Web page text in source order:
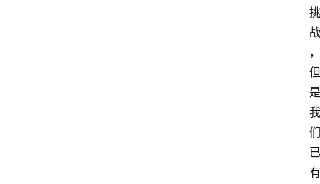
挑
战
，
但
是
我
们
已
有